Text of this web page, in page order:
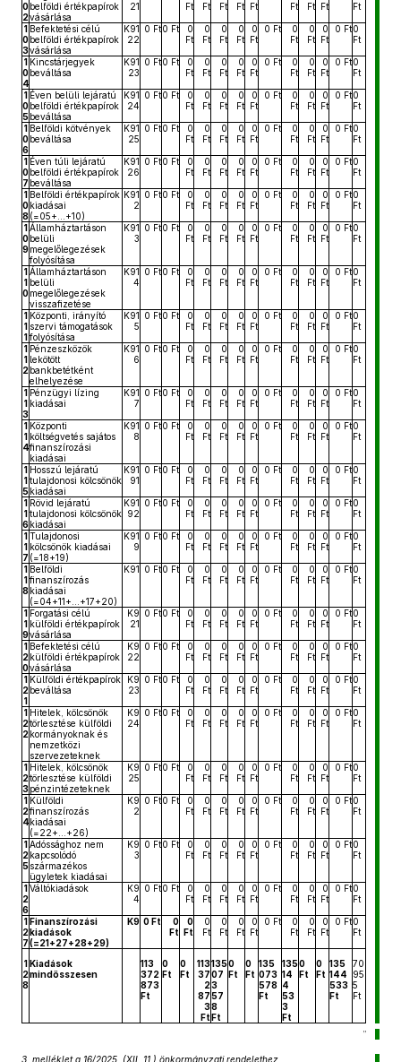
0
2
belföldi értékpapírok
vásárlása
21
Ft
Ft
Ft
Ft Ft
Ft
Ft Ft
Ft
1
0
3
Befektetési célú
belföldi értékpapírok
vásárlása
K91
22
0 Ft0 Ft
0
Ft
0
Ft
0
Ft
0
Ft
0
Ft
0 Ft
0
Ft
0
Ft
0
Ft
0 Ft0
Ft
1
0
4
Kincstárjegyek
beváltása
K91
23
0 Ft0 Ft
0
Ft
0
Ft
0
Ft
0
Ft
0
Ft
0 Ft
0
Ft
0
Ft
0
Ft
0 Ft0
Ft
1
0
5
Éven belüli lejáratú
belföldi értékpapírok
beváltása
K91
24
0 Ft0 Ft
0
Ft
0
Ft
0
Ft
0
Ft
0
Ft
0 Ft
0
Ft
0
Ft
0
Ft
0 Ft0
Ft
1
0
6
Belföldi kötvények
beváltása
K91
25
0 Ft0 Ft
0
Ft
0
Ft
0
Ft
0
Ft
0
Ft
0 Ft
0
Ft
0
Ft
0
Ft
0 Ft0
Ft
1
0
7
Éven túli lejáratú
belföldi értékpapírok
beváltása
K91
26
0 Ft0 Ft
0
Ft
0
Ft
0
Ft
0
Ft
0
Ft
0 Ft
0
Ft
0
Ft
0
Ft
0 Ft0
Ft
1
0
8
Belföldi értékpapírok
kiadásai
(=05+...+10)
K91
2
0 Ft0 Ft
0
Ft
0
Ft
0
Ft
0
Ft
0
Ft
0 Ft
0
Ft
0
Ft
0
Ft
0 Ft0
Ft
1
0
9
Államháztartáson
belüli
megelőlegezések
folyósítása
K91
3
0 Ft0 Ft
0
Ft
0
Ft
0
Ft
0
Ft
0
Ft
0 Ft
0
Ft
0
Ft
0
Ft
0 Ft0
Ft
1
1
0
Államháztartáson
belüli
megelőlegezések
visszafizetése
K91
4
0 Ft0 Ft
0
Ft
0
Ft
0
Ft
0
Ft
0
Ft
0 Ft
0
Ft
0
Ft
0
Ft
0 Ft0
Ft
1
1
1
Központi, irányító
szervi támogatások
folyósítása
K91
5
0 Ft0 Ft
0
Ft
0
Ft
0
Ft
0
Ft
0
Ft
0 Ft
0
Ft
0
Ft
0
Ft
0 Ft0
Ft
1
1
2
Pénzeszközök
lekötött
bankbetétként
elhelyezése
K91
6
0 Ft0 Ft
0
Ft
0
Ft
0
Ft
0
Ft
0
Ft
0 Ft
0
Ft
0
Ft
0
Ft
0 Ft0
Ft
1
1
3
Pénzügyi lízing
kiadásai
K91
7
0 Ft0 Ft
0
Ft
0
Ft
0
Ft
0
Ft
0
Ft
0 Ft
0
Ft
0
Ft
0
Ft
0 Ft0
Ft
1
1
4
Központi
költségvetés sajátos
finanszírozási
kiadásai
K91
8
0 Ft0 Ft
0
Ft
0
Ft
0
Ft
0
Ft
0
Ft
0 Ft
0
Ft
0
Ft
0
Ft
0 Ft0
Ft
1
1
5
Hosszú lejáratú
tulajdonosi kölcsönök
kiadásai
K91
91
0 Ft0 Ft
0
Ft
0
Ft
0
Ft
0
Ft
0
Ft
0 Ft
0
Ft
0
Ft
0
Ft
0 Ft0
Ft
1
1
6
Rövid lejáratú
tulajdonosi kölcsönök
kiadásai
K91
92
0 Ft0 Ft
0
Ft
0
Ft
0
Ft
0
Ft
0
Ft
0 Ft
0
Ft
0
Ft
0
Ft
0 Ft0
Ft
1
1
7
Tulajdonosi
kölcsönök kiadásai
(=18+19)
K91
9
0 Ft0 Ft
0
Ft
0
Ft
0
Ft
0
Ft
0
Ft
0 Ft
0
Ft
0
Ft
0
Ft
0 Ft0
Ft
1
1
8
Belföldi
finanszírozás
kiadásai
(=04+11+...+17+20)
K91 0 Ft0 Ft
0
Ft
0
Ft
0
Ft
0
Ft
0
Ft
0 Ft
0
Ft
0
Ft
0
Ft
0 Ft0
Ft
1
1
9
Forgatási célú
külföldi értékpapírok
vásárlása
K9
21
0 Ft0 Ft
0
Ft
0
Ft
0
Ft
0
Ft
0
Ft
0 Ft
0
Ft
0
Ft
0
Ft
0 Ft0
Ft
1
2
0
Befektetési célú
külföldi értékpapírok
vásárlása
K9
22
0 Ft0 Ft
0
Ft
0
Ft
0
Ft
0
Ft
0
Ft
0 Ft
0
Ft
0
Ft
0
Ft
0 Ft0
Ft
1
2
1
Külföldi értékpapírok
beváltása
K9
23
0 Ft0 Ft
0
Ft
0
Ft
0
Ft
0
Ft
0
Ft
0 Ft
0
Ft
0
Ft
0
Ft
0 Ft0
Ft
1
2
2
Hitelek, kölcsönök
törlesztése külföldi
kormányoknak és
nemzetközi
szervezeteknek
K9
24
0 Ft0 Ft
0
Ft
0
Ft
0
Ft
0
Ft
0
Ft
0 Ft
0
Ft
0
Ft
0
Ft
0 Ft0
Ft
1
2
3
Hitelek, kölcsönök
törlesztése külföldi
pénzintézeteknek
K9
25
0 Ft0 Ft
0
Ft
0
Ft
0
Ft
0
Ft
0
Ft
0 Ft
0
Ft
0
Ft
0
Ft
0 Ft0
Ft
1
2
4
Külföldi
finanszírozás
kiadásai
(=22+...+26)
K9
2
0 Ft0 Ft
0
Ft
0
Ft
0
Ft
0
Ft
0
Ft
0 Ft
0
Ft
0
Ft
0
Ft
0 Ft0
Ft
1
2
5
Adóssághoz nem
kapcsolódó
származékos
ügyletek kiadásai
K9
3
0 Ft0 Ft
0
Ft
0
Ft
0
Ft
0
Ft
0
Ft
0 Ft
0
Ft
0
Ft
0
Ft
0 Ft0
Ft
1
2
6
Váltókiadások
K9
4
0 Ft0 Ft
0
Ft
0
Ft
0
Ft
0
Ft
0
Ft
0 Ft
0
Ft
0
Ft
0
Ft
0 Ft0
Ft
1
2
7
Finanszírozási
kiadások
(=21+27+28+29)
K9 0 Ft
0
Ft
0
Ft
0
Ft
0
Ft
0
Ft
0
Ft
0 Ft
0
Ft
0
Ft
0
Ft
0 Ft0
Ft
1
2
8
Kiadások
mindösszesen
113
372
873
Ft
0
Ft
0
Ft
113
37
2
87
3
Ft
135
07
3
57
8
Ft
0
Ft
0
Ft
135
073
578
Ft
135
14
4
53
3
Ft
0
Ft
0
Ft
135
144
533
Ft
70
95
5
Ft
”
3. melléklet a 16/2025. (XII. 11.) önkormányzati rendelethez